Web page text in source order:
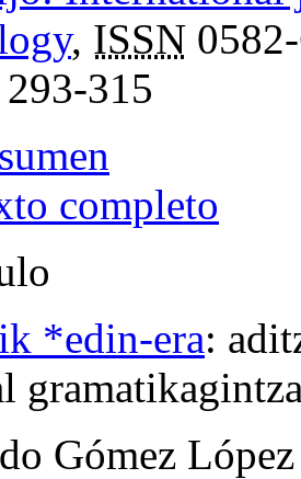
, ISSN
293-315
completo
*edin-era:
Gómez López